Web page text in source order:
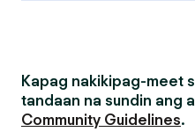
Kapag nakikipag-meet
tandaan na sundin ang
Community Guidelines.